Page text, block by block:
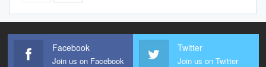
Facebook
Join us on Facebook
Twitter
Join us on Twitter